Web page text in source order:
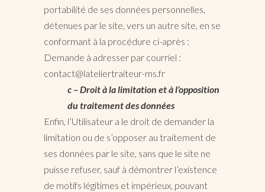
portabilité de ses données personnelles,
détenues par le site, vers un autre site, en se
conformant à la procédure ci-après :
Demande à adresser par courriel :
contact@lateliertraiteur-ms.fr
c – Droit à la limitation et à l’opposition
du traitement des données
Enfin, l’Utilisateur a le droit de demander la
limitation ou de s’opposer au traitement de
ses données par le site, sans que le site ne
puisse refuser, sauf à démontrer l’existence
de motifs légitimes et impérieux, pouvant